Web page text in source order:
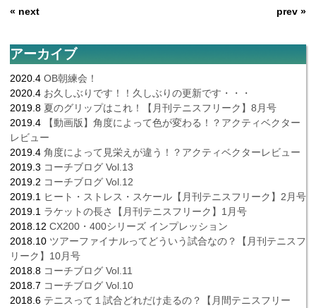
« next prev »
アーカイブ
2020.4 OB朝練会！
2020.4 お久しぶりです！！久しぶりの更新です・・・
2019.8 夏のグリップはこれ！【月刊テニスフリーク】8月号
2019.4
【動画版】角度によって色が変わる！？アクティベクター
レビュー
2019.4 角度によって見栄えが違う！？アクティベクターレビュー
2019.3 コーチブログ Vol.13
2019.2 コーチブログ Vol.12
2019.1 ヒート・ストレス・スケール【月刊テニスフリーク】2月号
2019.1 ラケットの長さ【月刊テニスフリーク】1月号
2018.12 CX200・400シリーズ インプレッション
2018.10 ツアーファイナルってどういう試合なの？【月刊テニスフ
リーク】10月号
2018.8 コーチブログ Vol.11
2018.7 コーチブログ Vol.10
2018.6 テニスって１試合どれだけ走るの？【月間テニスフリー